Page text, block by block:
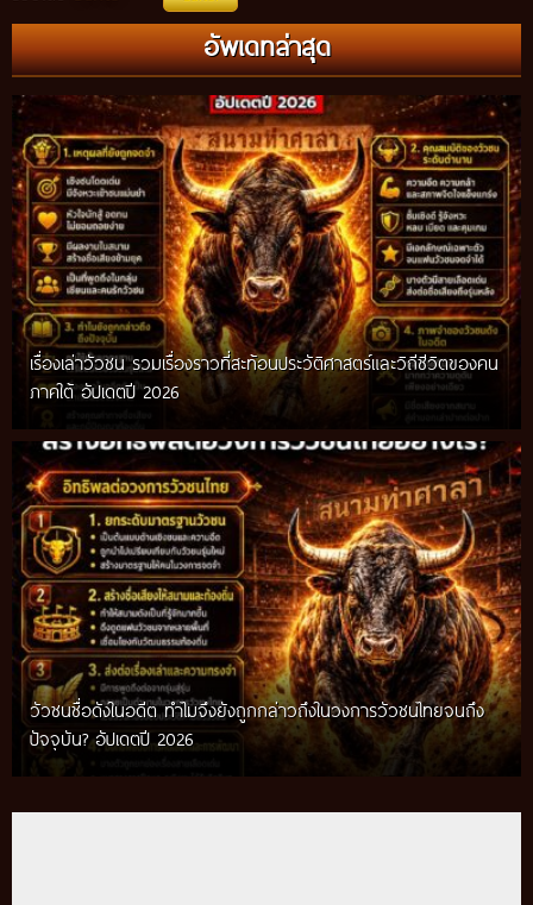
อัพเดทล่าสุด
เรื่องเล่าวัวชน รวมเรื่องราวที่สะท้อนประวัติศาสตร์และวิถีชีวิตของคน
ภาคใต้ อัปเดตปี 2026
วัวชนชื่อดังในอดีต ทำไมจึงยังถูกกล่าวถึงในวงการวัวชนไทยจนถึง
ปัจจุบัน? อัปเดตปี 2026
กติกาวัวชนสมัยก่อน วิถีการแข่งขันดั้งเดิมที่สืบทอดผ่านภูมิปัญญา
ท้องถิ่น อัปเดตปี 2026